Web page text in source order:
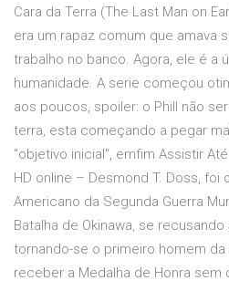
Cara da Terra (The Last Man on
era um rapaz comum que amava
trabalho no banco. Agora, ele é a
humanidade. A serie começou
aos poucos, spoiler: o Phill não
terra, esta começando a pegar
"objetivo inicial", emfim Assistir
HD online – Desmond T. Doss,
Americano da Segunda Guerra
Batalha de Okinawa, se
tornando-se o primeiro homem da
receber a Medalha de Honra sem